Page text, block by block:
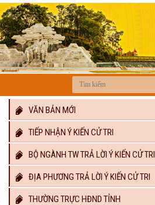
VĂN BẢN MỚI
TIẾP NHẬN Ý KIẾN CỬ TRI
BỘ NGÀNH TW TRẢ LỜI Ý KIẾN CỬ TRI
ĐỊA PHƯƠNG TRẢ LỜI Ý KIẾN CỬ TRI
THƯỜNG TRỰC HĐND TỈNH